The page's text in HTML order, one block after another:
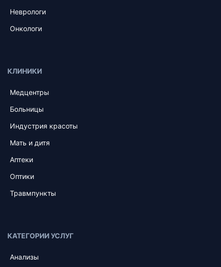
Неврологи
Онкологи
КЛИНИКИ
Медцентры
Больницы
Индустрия красоты
Мать и дитя
Аптеки
Оптики
Травмпункты
КАТЕГОРИИ УСЛУГ
Анализы